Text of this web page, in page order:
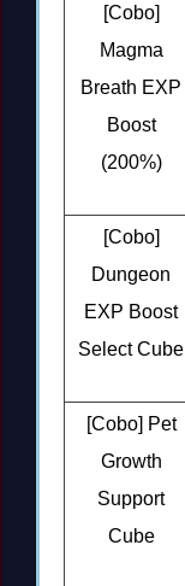
[Cobo]
Magma
Breath EXP
Boost
(200%)
[Cobo]
Dungeon
EXP Boost
Select Cube
[Cobo] Pet
Growth
Support
Cube